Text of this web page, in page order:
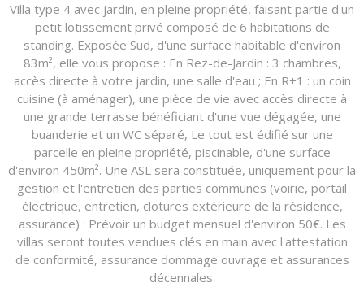
Villa type 4 avec jardin, en pleine propriété, faisant partie d'un
petit lotissement privé composé de 6 habitations de
standing. Exposée Sud, d'une surface habitable d'environ
83m², elle vous propose : En Rez-de-Jardin : 3 chambres,
accès directe à votre jardin, une salle d'eau ; En R+1 : un coin
cuisine (à aménager), une pièce de vie avec accès directe à
une grande terrasse bénéficiant d'une vue dégagée, une
buanderie et un WC séparé, Le tout est édifié sur une
parcelle en pleine propriété, piscinable, d'une surface
d'environ 450m². Une ASL sera constituée, uniquement pour la
gestion et l'entretien des parties communes (voirie, portail
électrique, entretien, clotures extérieure de la résidence,
assurance) : Prévoir un budget mensuel d'environ 50€. Les
villas seront toutes vendues clés en main avec l'attestation
de conformité, assurance dommage ouvrage et assurances
décennales.